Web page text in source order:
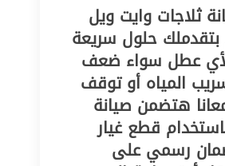
ثلاجات وايت ويل
حلول سريعة
عطل سواء ضعف
المياه أو توقف
هتضمن صيانة
قطع غيار
رسمي على